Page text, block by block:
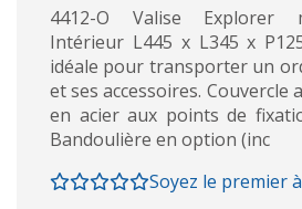
4412-O Valise Explorer
Intérieur L445 x L345 x
idéale pour transporter un
et ses accessoires. Couvercle
en acier aux points de
Bandoulière en option (inc
Soyez le premier